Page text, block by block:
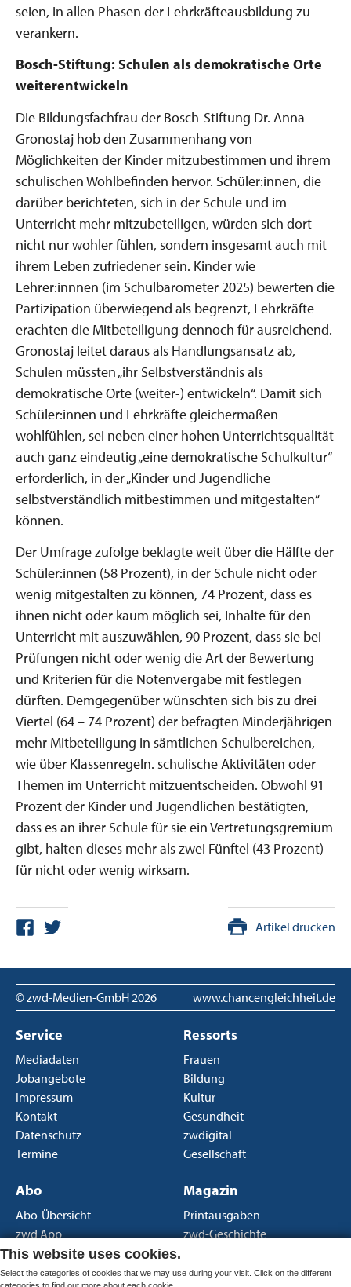
seien, in allen Phasen der Lehrkräfteausbildung zu
verankern.
Bosch-Stiftung: Schulen als demokratische Orte
weiterentwickeln
Die Bildungsfachfrau der Bosch-Stiftung Dr. Anna
Gronostaj hob den Zusammenhang von
Möglichkeiten der Kinder mitzubestimmen und ihrem
schulischen Wohlbefinden hervor. Schüler:innen, die
darüber berichteten, sich in der Schule und im
Unterricht mehr mitzubeteiligen, würden sich dort
nicht nur wohler fühlen, sondern insgesamt auch mit
ihrem Leben zufriedener sein. Kinder wie
Lehrer:innnen (im Schulbarometer 2025) bewerten die
Partizipation überwiegend als begrenzt, Lehrkräfte
erachten die Mitbeteiligung dennoch für ausreichend.
Gronostaj leitet daraus als Handlungsansatz ab,
Schulen müssten „ihr Selbstverständnis als
demokratische Orte (weiter-) entwickeln“. Damit sich
Schüler:innen und Lehrkräfte gleichermaßen
wohlfühlen, sei neben einer hohen Unterrichtsqualität
auch ganz eindeutig „eine demokratische Schulkultur“
erforderlich, in der „Kinder und Jugendliche
selbstverständlich mitbestimmen und mitgestalten“
können.
Der Umfrage zufolge beklagte weit über die Hälfte der
Schüler:innen (58 Prozent), in der Schule nicht oder
wenig mitgestalten zu können, 74 Prozent, dass es
ihnen nicht oder kaum möglich sei, Inhalte für den
Unterricht mit auszuwählen, 90 Prozent, dass sie bei
Prüfungen nicht oder wenig die Art der Bewertung
und Kriterien für die Notenvergabe mit festlegen
dürften. Demgegenüber wünschten sich bis zu drei
Viertel (64 – 74 Prozent) der befragten Minderjährigen
mehr Mitbeteiligung in sämtlichen Schulbereichen,
wie über Klassenregeln. schulische Aktivitäten oder
Themen im Unterricht mitzuentscheiden. Obwohl 91
Prozent der Kinder und Jugendlichen bestätigten,
dass es an ihrer Schule für sie ein Vertretungsgremium
gibt, halten dieses mehr als zwei Fünftel (43 Prozent)
für nicht oder wenig wirksam.
Artikel drucken
© zwd-Medien-GmbH2026 www.chancengleichheit.de
Service
Mediadaten
Jobangebote
Impressum
Kontakt
Datenschutz
Termine
Ressorts
Frauen
Bildung
Kultur
Gesundheit
zwdigital
Gesellschaft
Abo
Abo-Übersicht
zwd App
Newsletter
AGB Print
Magazin
Printausgaben
zwd-Geschichte
This website uses cookies.
Select the categories of cookies that we may use during your visit. Click on the different